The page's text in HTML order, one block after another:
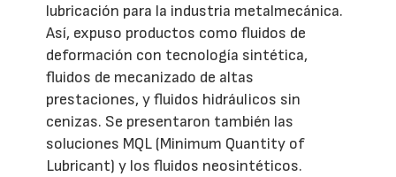
lubricación para la industria metalmecánica.
Así, expuso productos como fluidos de
deformación con tecnología sintética,
fluidos de mecanizado de altas
prestaciones, y fluidos hidráulicos sin
cenizas. Se presentaron también las
soluciones MQL (Minimum Quantity of
Lubricant) y los fluidos neosintéticos.